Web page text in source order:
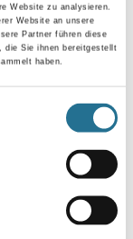
Website zu analysieren.
Website an unsere
Partner führen diese
die Sie ihnen bereitgestellt
haben.